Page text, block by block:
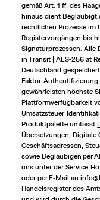
gemäß Art. 1 ff. des
hinaus dient
rechtlichen Prozesse im
Registervorgängen bis
Signaturprozessen. Alle
in Transit | AES-256 at
Deutschland
Faktor-
gewährleisten höchste
Plattformverfügbarkeit
Produktpalette umfasst
Übersetzungen,Digitale
Geschäftsadressen,
sowie Beglaubigen per
uns unter der
oder per E‑Mail an
Handelsregister des